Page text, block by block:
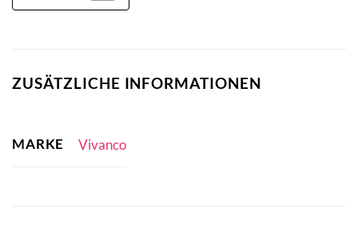
ZUSÄTZLICHE INFORMATIONEN
MARKE Vivanco